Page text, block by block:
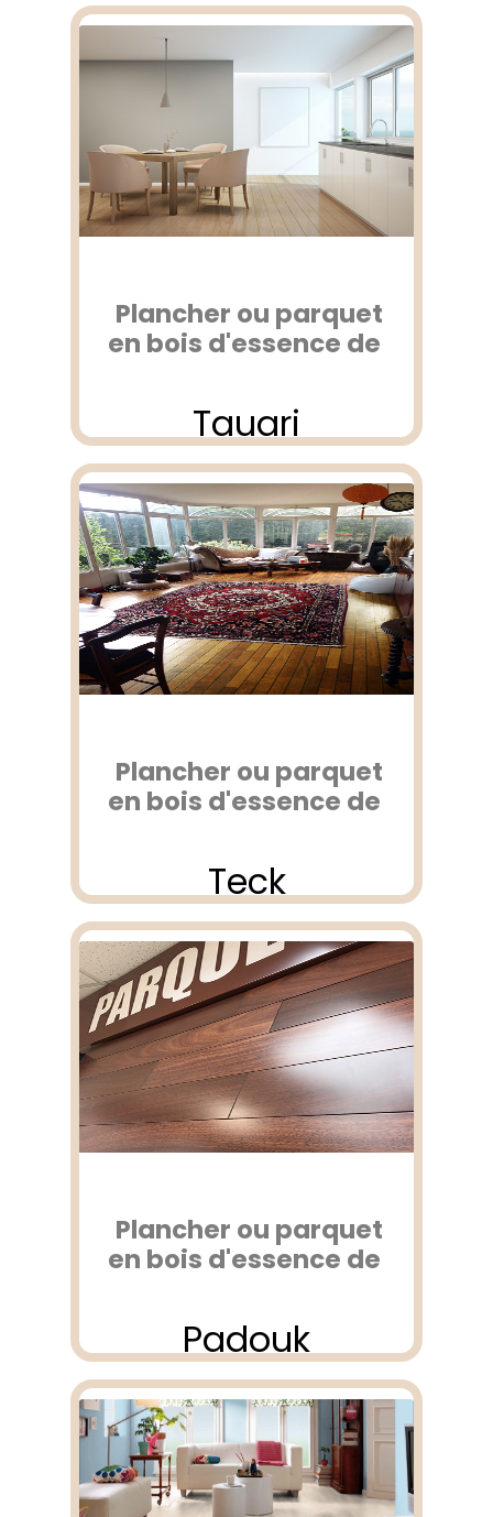
Plancher ou parquet
en bois d'essence de
Tauari
Plancher ou parquet
en bois d'essence de
Teck
Plancher ou parquet
en bois d'essence de
Padouk